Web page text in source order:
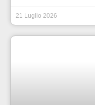
21 Luglio 2026